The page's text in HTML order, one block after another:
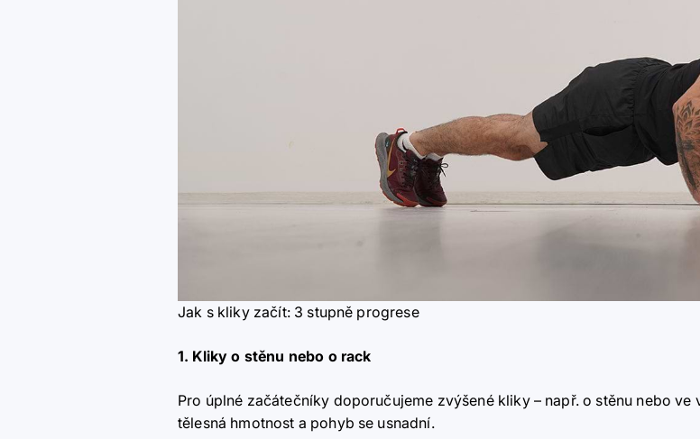
Jak s kliky začít: 3 stupně progrese
1. Kliky o stěnu nebo o rack
Pro úplné začátečníky doporučujeme zvýšené kliky – např. o stěnu nebo ve
tělesná hmotnost a pohyb se usnadní.